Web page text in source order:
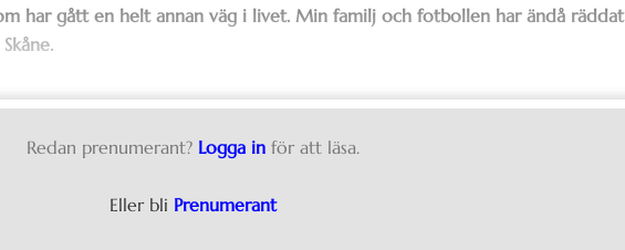
har gått en helt annan väg i livet. Min familj och fotbollen har ändå räddat
Redan prenumerant? Logga in för att läsa.
Eller bli Prenumerant